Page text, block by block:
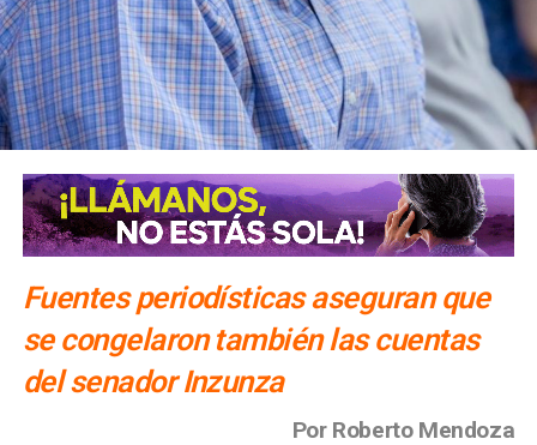
Fuentes periodísticas aseguran que
se congelaron también las cuentas
del senador Inzunza
Por Roberto Mendoza